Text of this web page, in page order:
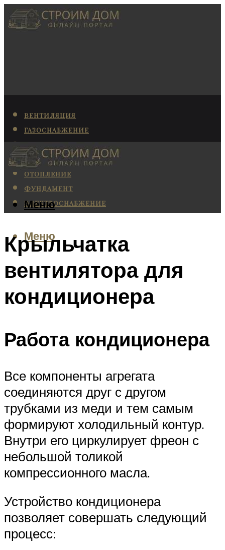
ВЕНТИЛЯЦИЯ
ГАЗОСНАБЖЕНИЕ
КАНАЛИЗАЦИЯ
КОНДИЦИОНИРОВАНИЕ
ОТОПЛЕНИЕ
ФУНДАМЕНТ
ЭЛЕКТРОСНАБЖЕНИЕ
Меню
Меню
Крыльчатка
вентилятора для
кондиционера
Работа кондиционера
Все компоненты агрегата
соединяются друг с другом
трубками из меди и тем самым
формируют холодильный контур.
Внутри его циркулирует фреон с
небольшой толикой
компрессионного масла.
Устройство кондиционера
позволяет совершать следующий
процесс: